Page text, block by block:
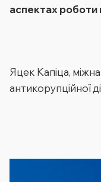
аспектах роботи
Яцек Капіца,
антикорупційної